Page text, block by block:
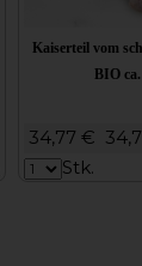
Kaiserteil vom
BIO
34,77 €
Stk.